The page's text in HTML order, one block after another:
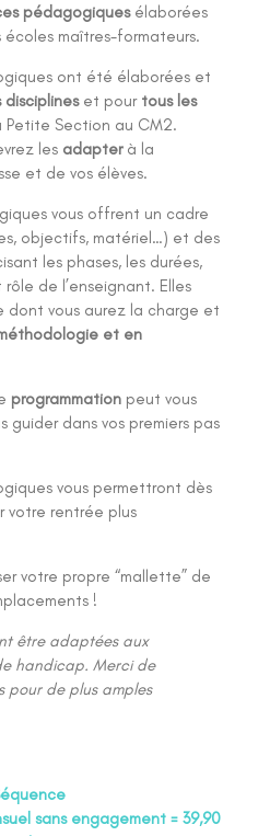
pédagogiquesélaborées
écoles maîtres-formateurs.
ont été élaborées et
et pourtous les
Petite Section au CM2.
les adapterà la
et de vos élèves.
vous offrent un cadre
objectifs, matériel…) et des
les phases, les durées,
de l’enseignant. Elles
dont vous aurez la charge et
et en
programmation peut vous
guider dans vos premiers pas
vous permettront dès
votre rentrée plus
votre propre “mallette” de
!
être adaptées aux
handicap. Merci de
pour de plus amples
sans engagement = 39,90